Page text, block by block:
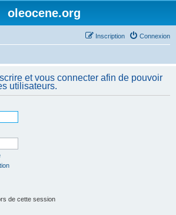
oleocene.org
Connexion
Inscription
et vous connecter afin de pouvoir
utilisateurs.
de cette session